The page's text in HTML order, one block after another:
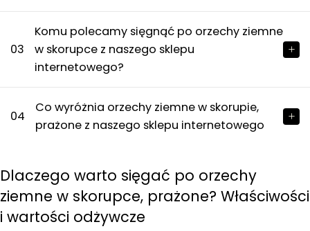
03
Komu polecamy sięgnąć po orzechy ziemne
w skorupce z naszego sklepu
internetowego?
04
Co wyróżnia orzechy ziemne w skorupie,
prażone z naszego sklepu internetowego
Dlaczego warto sięgać po orzechy
ziemne w skorupce, prażone? Właściwości
i wartości odżywcze